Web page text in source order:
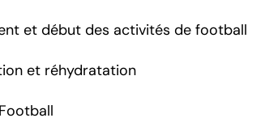
et début des activités de football
et réhydratation